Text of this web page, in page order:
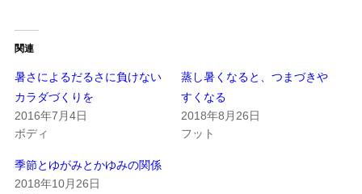
関連
暑さによるだるさに負けない
カラダづくりを
2016年7月4日
ボディ
蒸し暑くなると、つまづきや
すくなる
2018年8月26日
フット
季節とゆがみとかゆみの関係
2018年10月26日